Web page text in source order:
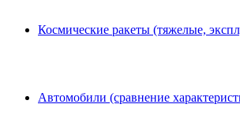
Космические ракеты (тяжелые,
Автомобили (сравнение